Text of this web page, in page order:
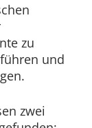
zu
und
zwei